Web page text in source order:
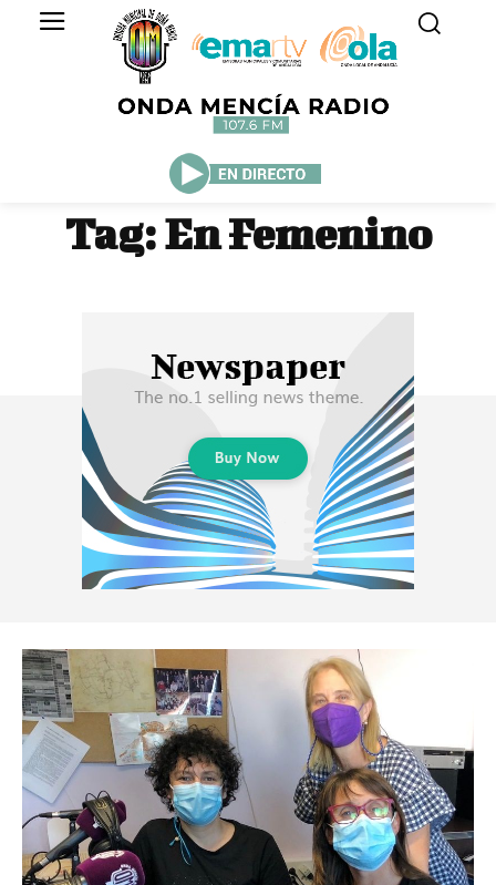
Tag:En Femenino